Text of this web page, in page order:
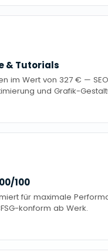
& Tutorials
im Wert von 327 € —
und Grafik-
100
für maximale
konform ab Werk.